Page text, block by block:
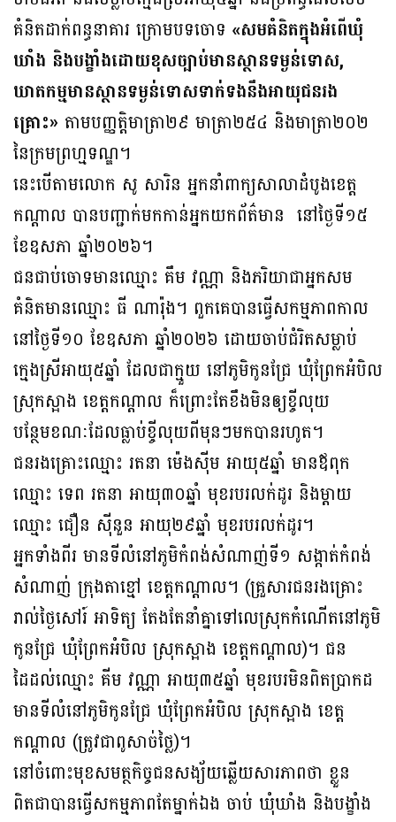
គំនិតដាក់ពន្ធនាគារ ក្រោមបទចោទ «សមគំនិតក្នុងអំពើឃុំ
ឃាំង និងបង្ខាំងដោយខុសច្បាប់មានស្ថានទម្ងន់ទោស,
ឃាតកម្មមានស្ថានទម្ងន់ទោសទាក់ទងនឹងអាយុជនរង
គ្រោះ» តាមបញ្ញត្តិមាត្រា២៩ មាត្រា២៥៤ និងមាត្រា២០២
នៃក្រមព្រហ្មទណ្ឌ។
នេះបើតាមលោក សូ សារិន អ្នកនាំពាក្យសាលាដំបូងខេត្ត
កណ្ដាល បានបញ្ជាក់មកកាន់អ្នកយកព័ត៌មាន នៅថ្ងៃទី១៥
ខែឧសភា ឆ្នាំ២០២៦។
ជនជាប់ចោទមានឈ្មោះ គឹម វណ្ណា និងភរិយាជាអ្នកសម
គំនិតមានឈ្មោះ ធី ណារ៉ុង។ ពួកគេបានធ្វើសកម្មភាពកាល
នៅថ្ងៃទី១០ ខែឧសភា ឆ្នាំ២០២៦ ដោយចាប់ជំរិតសម្លាប់
ក្មេងស្រីអាយុ៥ឆ្នាំ ដែលជាក្មួយ នៅភូមិកូនជ្រែ ឃុំព្រែកអំបិល
ស្រុកស្អាង ខេត្តកណ្ដាល ក៏ព្រោះតែខឹងមិនឲ្យខ្ចីលុយ
បន្ថែមខណៈដែលធ្លាប់ខ្ចីលុយពីមុនៗមកបានរហូត។
ជនរងគ្រោះឈ្មោះ រតនា ម៉េងស៊ីម អាយុ៥ឆ្នាំ មានឪពុក
ឈ្មោះ ទេព រតនា អាយុ៣០ឆ្នាំ មុខរបរលក់ដូរ និងម្ដាយ
ឈ្មោះ ជឿន ស៊ីនួន អាយុ២៩ឆ្នាំ មុខរបរលក់ដូរ។
អ្នកទាំងពីរ មានទីលំនៅភូមិកំពង់សំណាញ់ទី១ សង្កាត់កំពង់
សំណាញ់ ក្រុងតាខ្មៅ ខេត្តកណ្តាល។ (គ្រួសារជនរងគ្រោះ
រាល់ថ្ងៃសៅរ៍ អាទិត្យ តែងតែនាំគ្នាទៅលេស្រុកកំណើតនៅភូមិ
កូនជ្រែ ឃុំព្រែកអំបិល ស្រុកស្អាង ខេត្តកណ្ដាល)។ ជន
ដៃដល់ឈ្មោះ គីម វណ្ណា អាយុ៣៥ឆ្នាំ មុខរបរមិនពិតប្រាកដ
មានទីលំនៅភូមិកូនជ្រែ ឃុំព្រែកអំបិល ស្រុកស្អាង ខេត្ត
កណ្តាល (ត្រូវជាពូសាច់ថ្លៃ)។
នៅចំពោះមុខសមត្ថកិច្ចជនសង្យ័យឆ្លើយសារភាពថា ខ្លួន
ពិតជាបានធ្វើសកម្មភាពតែម្នាក់ឯង ចាប់ ឃុំឃាំង និងបង្ខាំង